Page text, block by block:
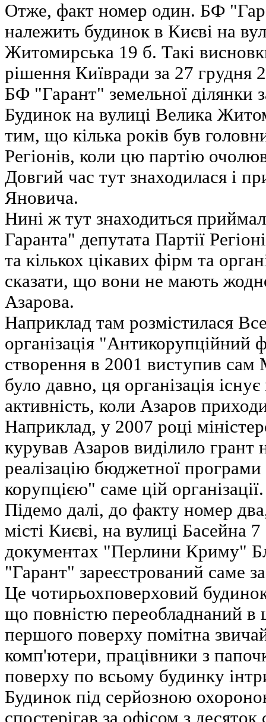
Отже, факт номер один. БФ
належить будинок в Києві на
Житомирська 19 б. Такі
рішення Київради за 27 грудня
БФ "Гарант" земельної ділянки
Будинок на вулиці Велика
тим, що кілька років був
Регіонів, коли цю партію
Довгий час тут знаходилася і
Яновича.
Нині ж тут знаходиться
Гаранта" депутата Партії
та кількох цікавих фірм та
сказати, що вони не мають
Азарова.
Наприклад там розмістилася
організація "Антикорупційний
створення в 2001 виступив сам
було давно, ця організація
активність, коли Азаров
Наприклад, у 2007 році
курував Азаров виділило грант
реалізацію бюджетної
корупцією" саме цій організації.
Підемо далі, до факту номер
місті Києві, на вулиці Басейна
документах "Перлини Криму"
"Гарант" зареєстрований саме
Це чотирьохповерховий
що повністю переобладнаний в
першого поверху помітна
комп'ютери, працівники з
поверху по всьому будинку
Будинок під серйозною
спостерігав за офісом з